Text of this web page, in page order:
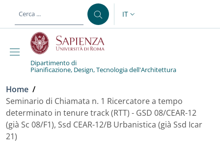
al contenuto principale
SELETTORE LINGUA:
IT
Dipartimento di
Pianificazione, Design, Tecnologia dell'Architettura
Briciole di pane
Home /
Seminario di Chiamata n. 1 Ricercatore a tempo
determinato in tenure track (RTT) - GSD 08/CEAR-12
(già Sc 08/F1), Ssd CEAR-12/B Urbanistica (già Ssd Icar
21)